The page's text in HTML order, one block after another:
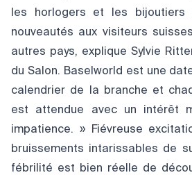
les horlogers et les bijoutiers
nouveautés aux visiteurs
autres pays, explique Sylvie
du Salon. Baselworld est une
calendrier de la branche et
est attendue avec un intérêt
impatience. » Fiévreuse
bruissements intarissables de
fébrilité est bien réelle de